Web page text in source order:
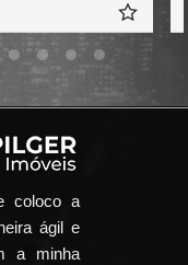
coloco a
ágil e
a minha